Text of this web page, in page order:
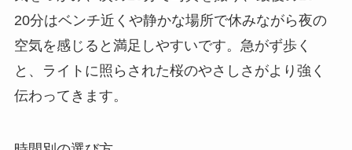
20分はベンチ近くや静かな場所で休みながら夜の
空気を感じると満足しやすいです。急がず歩く
と、ライトに照らされた桜のやさしさがより強く
伝わってきます。